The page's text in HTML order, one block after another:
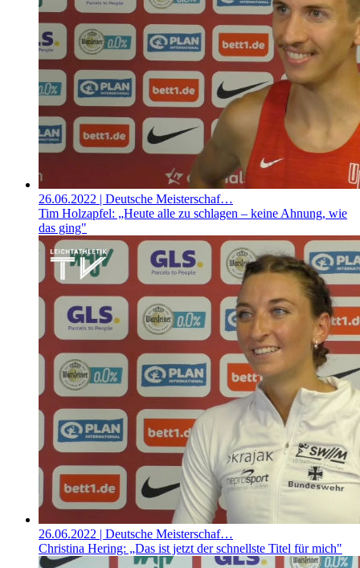
26.06.2022 | Deutsche Meisterschaf…
Tim Holzapfel: „Heute alle zu schlagen – keine Ahnung, wie
das ging"
26.06.2022 | Deutsche Meisterschaf…
Christina Hering: „Das ist jetzt der schnellste Titel für mich"